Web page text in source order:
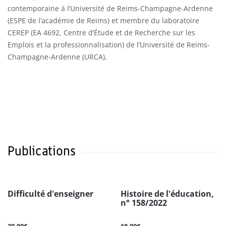
contemporaine à l’Université de Reims-Champagne-Ardenne
(ESPE de l’académie de Reims) et membre du laboratoire
CEREP (EA 4692, Centre d’Étude et de Recherche sur les
Emplois et la professionnalisation) de l’Université de Reims-
Champagne-Ardenne (URCA).
Publications
Difficulté d'enseigner
Histoire de l'éducation,
n° 158/2022